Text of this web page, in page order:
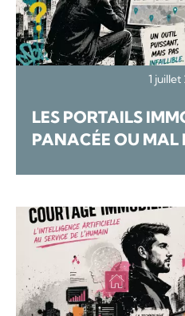
1 juillet
LES PORTAILS
PANACÉE OU MAL